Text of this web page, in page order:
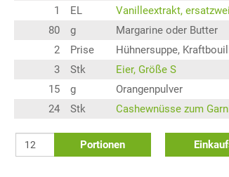
1
EL
Vanilleextrakt,
80
g
Margarine oder Butter
2
Prise
Hühnersuppe,
3
Stk
Eier, Größe S
15
g
Orangenpulver
24
Stk Cashewnüsse zum
Portionen